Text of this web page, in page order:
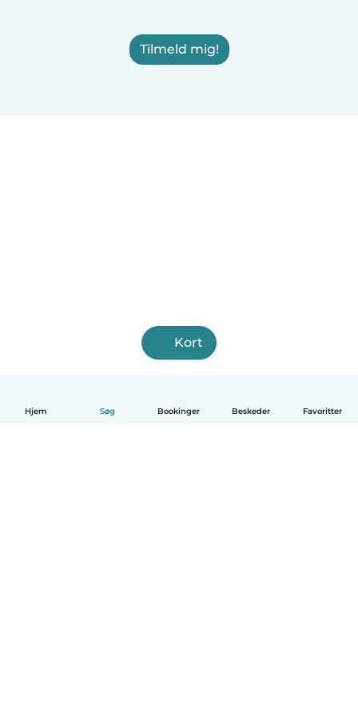
Hjem Søg Bookinger Beskeder Favoritter
Tilmeld mig!
Kort